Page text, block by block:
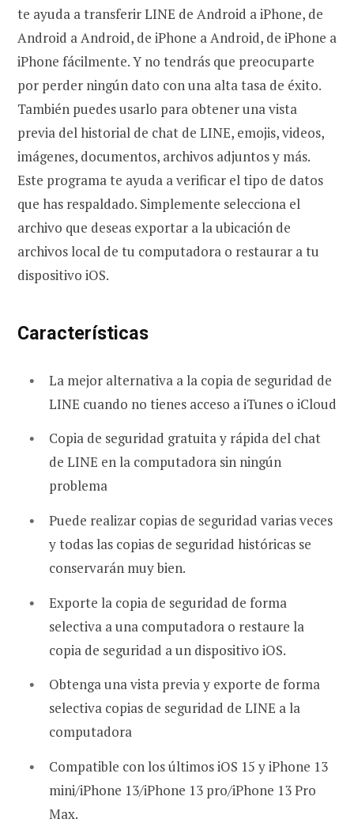
te ayuda a transferir LINE de Android a iPhone, de
Android a Android, de iPhone a Android, de iPhone a
iPhone fácilmente. Y no tendrás que preocuparte
por perder ningún dato con una alta tasa de éxito.
También puedes usarlo para obtener una vista
previa del historial de chat de LINE, emojis, videos,
imágenes, documentos, archivos adjuntos y más.
Este programa te ayuda a verificar el tipo de datos
que has respaldado. Simplemente selecciona el
archivo que deseas exportar a la ubicación de
archivos local de tu computadora o restaurar a tu
dispositivo iOS.
Características
La mejor alternativa a la copia de seguridad de
LINE cuando no tienes acceso a iTunes o iCloud
Copia de seguridad gratuita y rápida del chat
de LINE en la computadora sin ningún
problema
Puede realizar copias de seguridad varias veces
y todas las copias de seguridad históricas se
conservarán muy bien.
Exporte la copia de seguridad de forma
selectiva a una computadora o restaure la
copia de seguridad a un dispositivo iOS.
Obtenga una vista previa y exporte de forma
selectiva copias de seguridad de LINE a la
computadora
Compatible con los últimos iOS 15 y iPhone 13
mini/iPhone 13/iPhone 13 pro/iPhone 13 Pro
Max.